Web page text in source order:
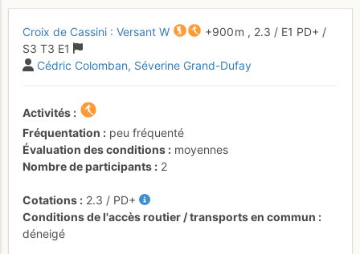
Croix de Cassini : Versant W +900 m , 2.3 / E1 PD+ /
S3 T3 E1
Cédric Colomban Séverine Grand-Dufay
Activités
Fréquentation
peu fréquenté
Évaluation des conditions
moyennes
Nombre de participants
2
Cotations 2.3 / PD+
Conditions de l'accès routier / transports en commun
déneigé